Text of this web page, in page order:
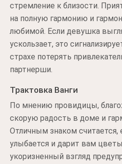
стремление к близости.
на полную гармонию и
любимой. Если девушка
ускользает, это
страхе потерять
партнерши.
Трактовка Ванги
По мнению провидицы,
скорую радость в доме и
Отличным знаком
улыбается и дарит вам
укоризненный взгляд